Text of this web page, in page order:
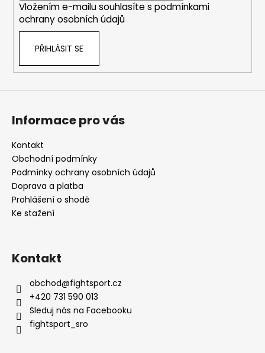
Vložením e-mailu souhlasíte s podmínkami
ochrany osobních údajů
PŘIHLÁSIT SE
Informace pro vás
Kontakt
Obchodní podmínky
Podmínky ochrany osobních údajů
Doprava a platba
Prohlášení o shodě
Ke stažení
Kontakt
obchod@fightsport.cz
+420 731 590 013
Sleduj nás na Facebooku
fightsport_sro